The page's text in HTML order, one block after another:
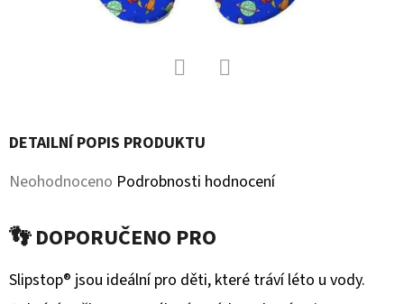
DETAILNÍ POPIS PRODUKTU
Průměrné
produktu
je
Neohodnoceno Podrobnosti hodnocení
👣 DOPORUČENO PRO
Slipstop® jsou ideální pro děti, které tráví léto u vody.
U
J
M
E